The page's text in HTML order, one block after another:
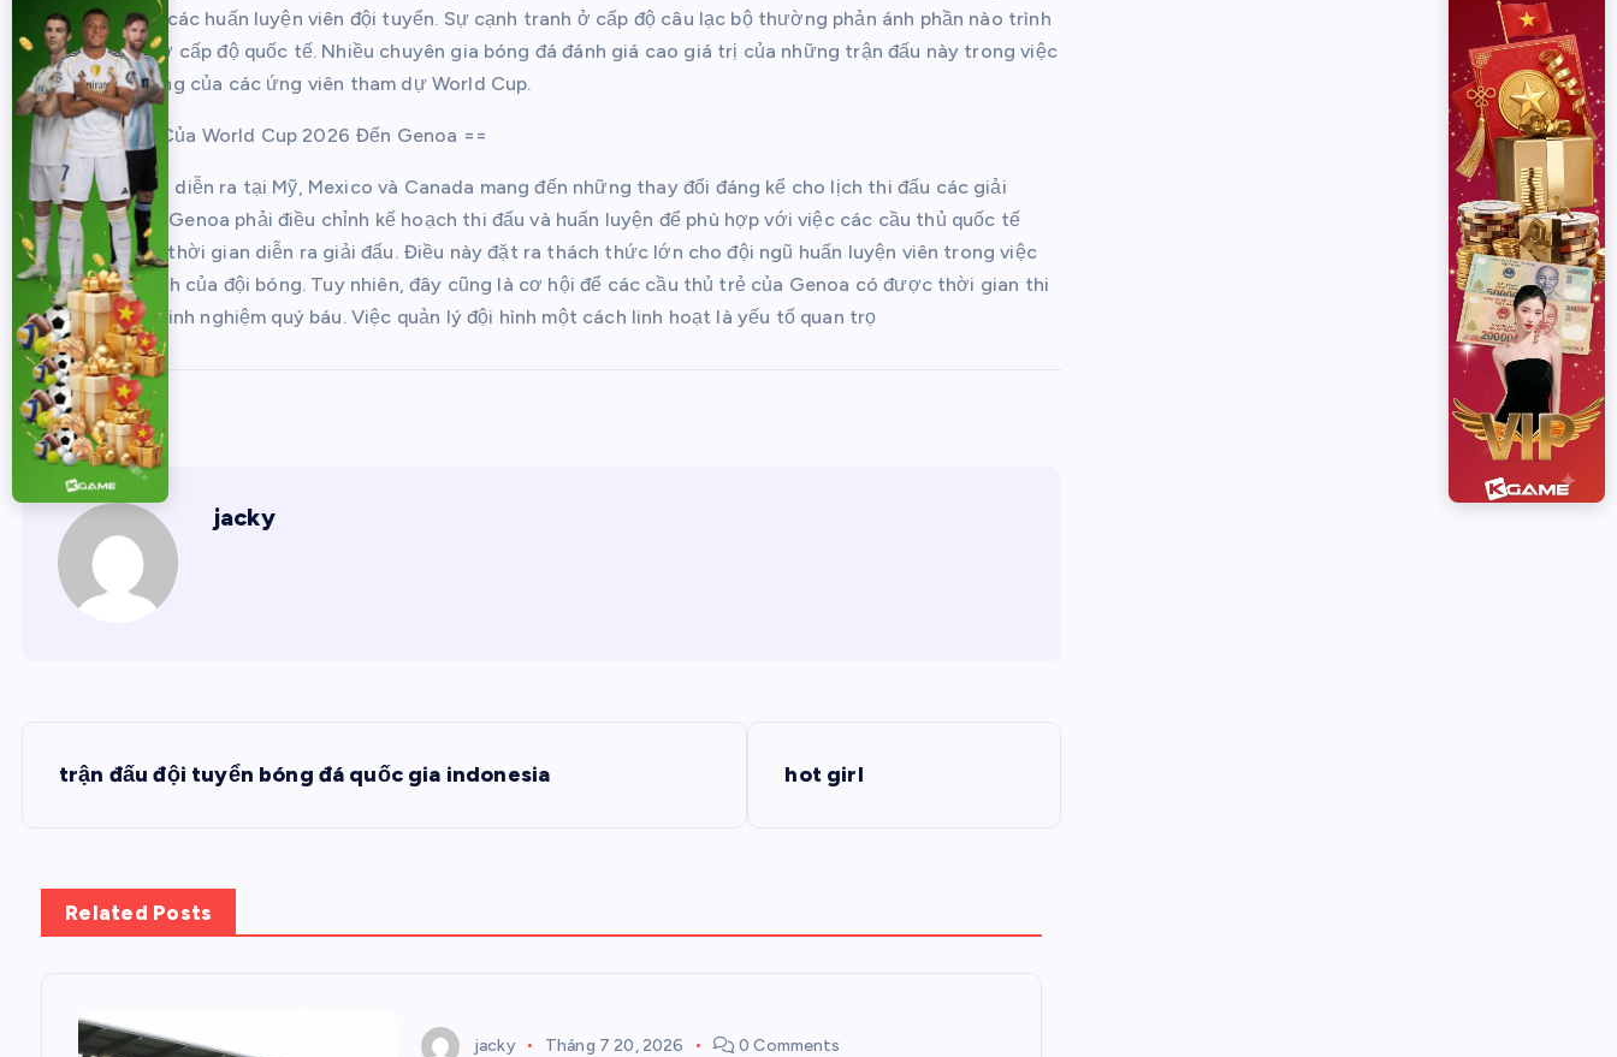
trực tiếp trước các huấn luyện viên đội tuyển. Sự cạnh tranh ở cấp độ câu lạc bộ thường phản ánh phần nào trình
độ của cầu thủ ở cấp độ quốc tế. Nhiều chuyên gia bóng đá đánh giá cao giá trị của những trận đấu này trong việc
đánh giá khả năng của các ứng viên tham dự World Cup.
== Ảnh Hưởng Của World Cup 2026 Đến Genoa ==
World Cup 2026 diễn ra tại Mỹ, Mexico và Canada mang đến những thay đổi đáng kể cho lịch thi đấu các giải
VĐQG châu Âu. Genoa phải điều chỉnh kế hoạch thi đấu và huấn luyện để phù hợp với việc các cầu thủ quốc tế
vắng mặt trong thời gian diễn ra giải đấu. Điều này đặt ra thách thức lớn cho đội ngũ huấn luyện viên trong việc
duy trì thành tích của đội bóng. Tuy nhiên, đây cũng là cơ hội để các cầu thủ trẻ của Genoa có được thời gian thi
đấu và tích lũy kinh nghiệm quý báu. Việc quản lý đội hình một cách linh hoạt là yếu tố quan trọ
jacky
Đ
ề
u
trận đấu đội tuyển bóng đá quốc gia indonesia hot girl
Related Posts
jacky Tháng 7 20, 2026 0 Comments